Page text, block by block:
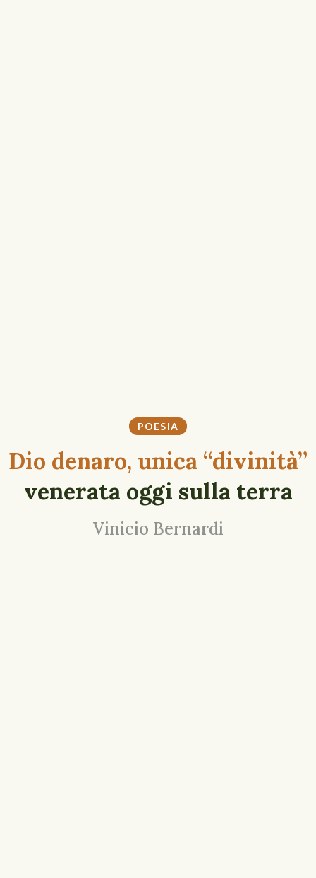
POESIA
Dio denaro, unica “divinità”
venerata oggi sulla terra
Vinicio Bernardi